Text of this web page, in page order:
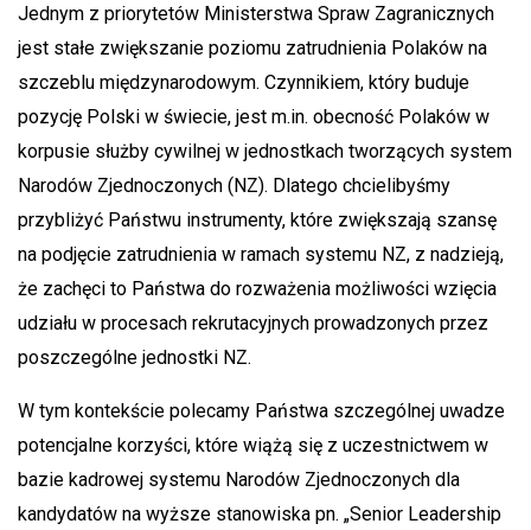
Jednym z priorytetów Ministerstwa Spraw Zagranicznych
jest stałe zwiększanie poziomu zatrudnienia Polaków na
szczeblu międzynarodowym. Czynnikiem, który buduje
pozycję Polski w świecie, jest m.in. obecność Polaków w
korpusie służby cywilnej w jednostkach tworzących system
Narodów Zjednoczonych (NZ). Dlatego chcielibyśmy
przybliżyć Państwu instrumenty, które zwiększają szansę
na podjęcie zatrudnienia w ramach systemu NZ, z nadzieją,
że zachęci to Państwa do rozważenia możliwości wzięcia
udziału w procesach rekrutacyjnych prowadzonych przez
poszczególne jednostki NZ.
W tym kontekście polecamy Państwa szczególnej uwadze
potencjalne korzyści, które wiążą się z uczestnictwem w
bazie kadrowej systemu Narodów Zjednoczonych dla
kandydatów na wyższe stanowiska pn. „Senior Leadership